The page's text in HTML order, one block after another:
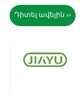
Դիտել ավելին >>